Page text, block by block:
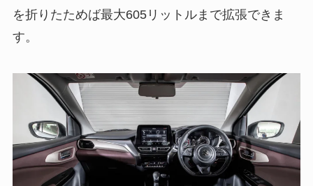
を折りたためば最大605リットルまで拡張できま
す。